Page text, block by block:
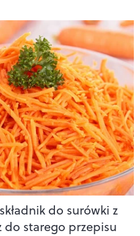
do surówki z
do starego przepisu